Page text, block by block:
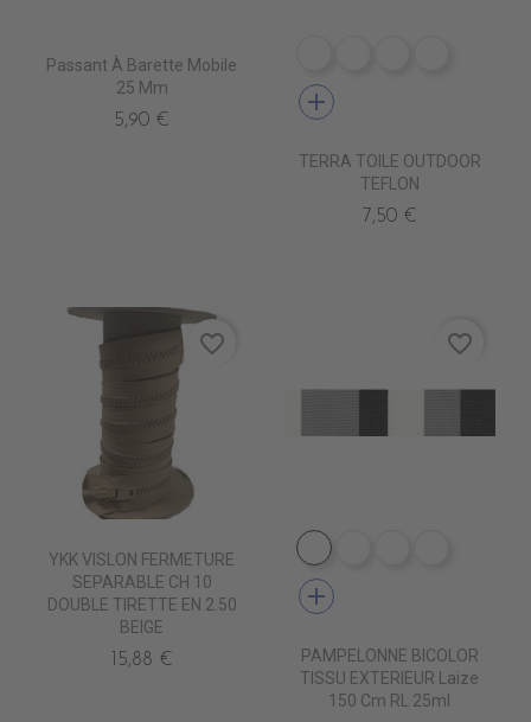
Passant À Barette Mobile
25 Mm
5,90 €
add
TERRA TOILE OUTDOOR
TEFLON
7,50 €
YKK VISLON FERMETURE
SEPARABLE CH 10
DOUBLE TIRETTE EN 2.50
BEIGE
15,88 €
favorite_border
DE1009 CIGALE
add
PAMPELONNE BICOLOR
TISSU EXTERIEUR Laize
150 Cm RL 25ml
favorite_border